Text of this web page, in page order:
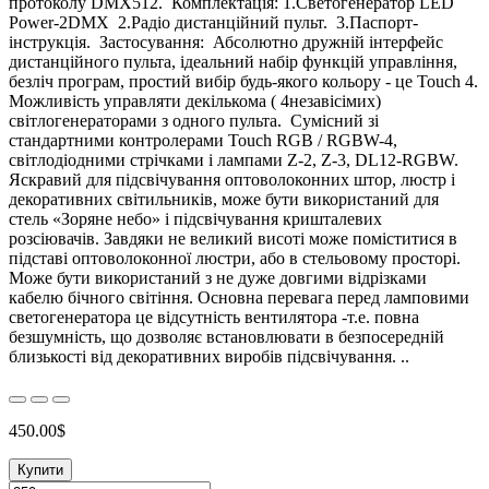
Power-2DMX 2.Радіо дистанційний пульт. 3.Паспорт-
інструкція. Застосування: Абсолютно дружній інтерфейс
дистанційного пульта, ідеальний набір функцій управління,
безліч програм, простий вибір будь-якого кольору - це Touch 4.
Можливість управляти декількома ( 4незавісімих)
світлогенераторами з одного пульта. Сумісний зі
стандартними контролерами Touch RGB / RGBW-4,
світлодіодними стрічками і лампами Z-2, Z-3, DL12-RGBW.
Яскравий для підсвічування оптоволоконних штор, люстр і
декоративних світильників, може бути використаний для
стель «Зоряне небо» і підсвічування кришталевих
розсіювачів. Завдяки не великий висоті може поміститися в
підставі оптоволоконної люстри, або в стельовому просторі.
Може бути використаний з не дуже довгими відрізками
кабелю бічного світіння. Основна перевага перед ламповими
светогенератора це відсутність вентилятора -т.е. повна
безшумність, що дозволяє встановлювати в безпосередній
близькості від декоративних виробів підсвічування. ..
450.00$
Купити